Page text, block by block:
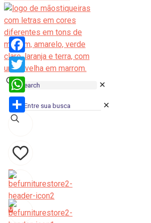
✕
✕
0
0
Facebook
Twitter
WhatsApp
Share